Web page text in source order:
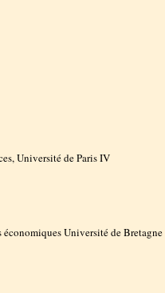
Université de Paris IV
économiques Université de Bretagne